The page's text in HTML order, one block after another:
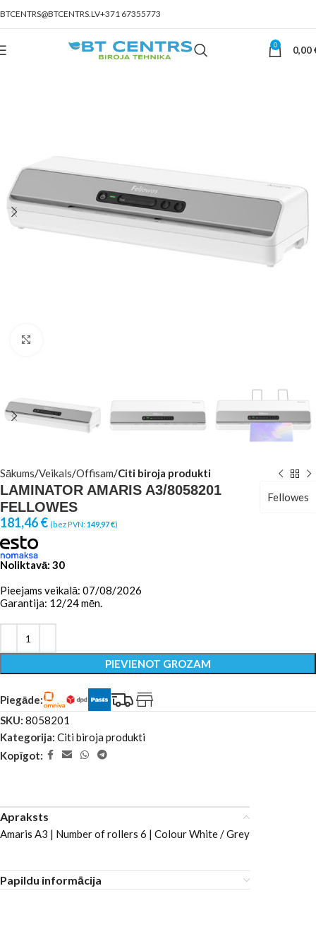
BTCENTRS@BTCENTRS.LV+371 67355773
0 0,00
Sākums Veikals Offisam Citi biroja produkti
LAMINATOR AMARIS A3/8058201
FELLOWES
Fellowes
181,46€ (bez PVN: 149,97€)
Noliktavā: 30
Pieejams veikalā: 07/08/2026
Garantija: 12/24 mēn.
PIEVIENOT GROZAM
Piegāde:
SKU: 8058201
Kategorija: Citi biroja produkti
Kopīgot:
Apraksts
Amaris A3 | Number of rollers 6 | Colour White / Grey
Papildu informācija